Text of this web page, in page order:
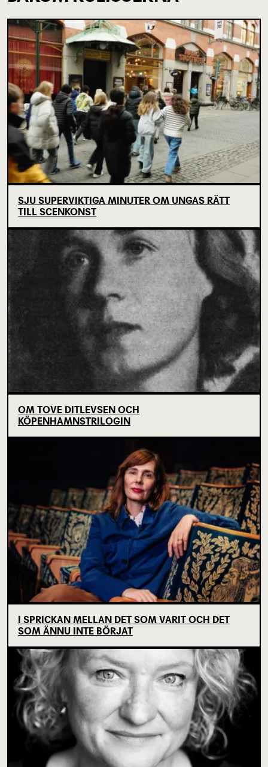
SJU SUPERVIKTIGA MINUTER OM UNGAS RÄTT
TILL SCENKONST
OM TOVE DITLEVSEN OCH
KÖPENHAMNSTRILOGIN
I SPRICKAN MELLAN DET SOM VARIT OCH DET
SOM ÄNNU INTE BÖRJAT